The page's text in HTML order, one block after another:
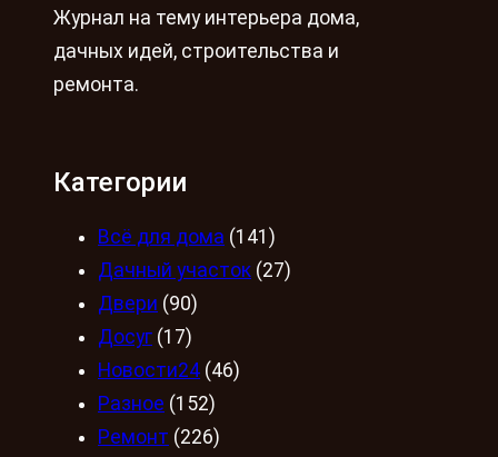
Журнал на тему интерьера дома,
дачных идей, строительства и
ремонта.
Категории
Всё для дома (141)
Дачный участок (27)
Двери (90)
Досуг (17)
Новости24 (46)
Разное (152)
Ремонт (226)